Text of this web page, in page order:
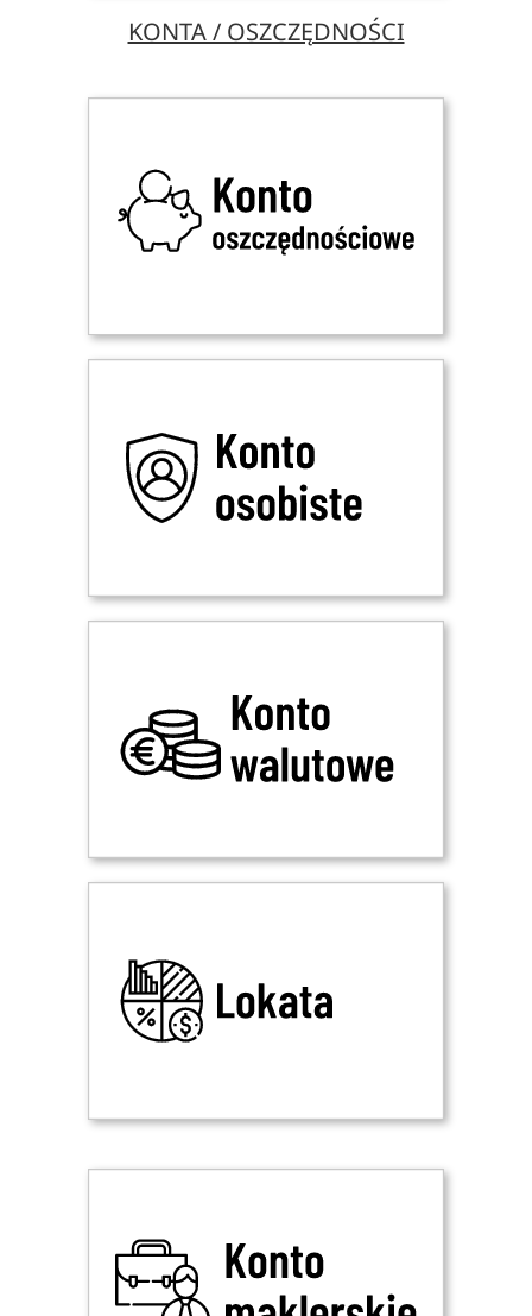
KONTA / OSZCZĘDNOŚCI